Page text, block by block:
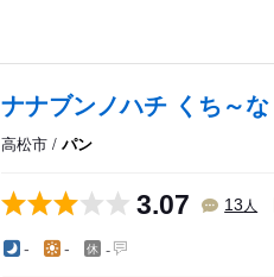
ナナブンノハチ くち～な
高松市 / パン
3.07 13 人
- - -